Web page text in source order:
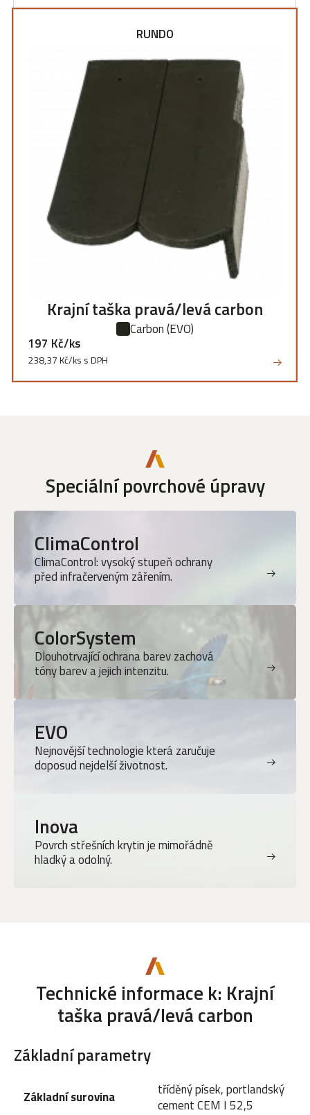
RUNDO
Krajní taška pravá/levá carbon
Carbon(EVO)
197 Kč/ks
238,37 Kč/ks s DPH
Speciální povrchové úpravy
ClimaControl
ClimaControl: vysoký stupeň ochrany
před infračerveným zářením.
ColorSystem
Dlouhotrvající ochrana barev zachová
tóny barev a jejich intenzitu.
EVO
Nejnovější technologie která zaručuje
doposud nejdelší životnost.
Inova
Povrch střešních krytin je mimořádně
hladký a odolný.
Technické informace k: Krajní
taška pravá/levá carbon
Základní parametry
Základní surovina
tříděný písek, portlandský
cement CEM I 52,5